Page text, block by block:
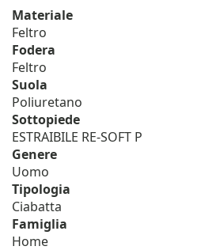
Materiale
Feltro
Fodera
Feltro
Suola
Poliuretano
Sottopiede
ESTRAIBILE RE-SOFT P
Genere
Uomo
Tipologia
Ciabatta
Famiglia
Home